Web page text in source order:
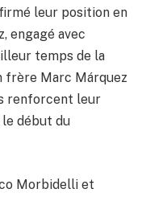
leur position en
engagé avec
temps de la
frère Marc Márquez
renforcent leur
début du
Morbidelli et